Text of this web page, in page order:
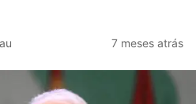
7 meses atrás